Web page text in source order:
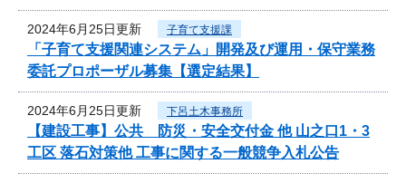
2024年6月25日更新 子育て支援課
「子育て支援関連システム」開発及び運用・保守業務
委託プロポーザル募集【選定結果】
2024年6月25日更新 下呂土木事務所
【建設工事】公共 防災・安全交付金 他 山之口1・3
工区 落石対策他 工事に関する一般競争入札公告